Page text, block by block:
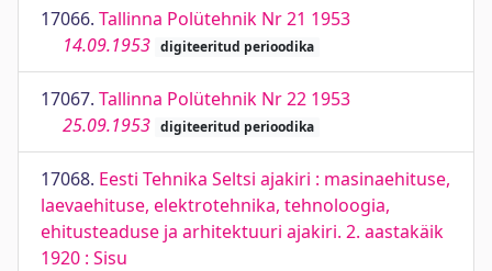
17066. Tallinna Polütehnik Nr 21 1953
14.09.1953 digiteeritud perioodika
17067. Tallinna Polütehnik Nr 22 1953
25.09.1953 digiteeritud perioodika
17068. Eesti Tehnika Seltsi ajakiri : masinaehituse,
laevaehituse, elektrotehnika, tehnoloogia,
ehitusteaduse ja arhitektuuri ajakiri. 2. aastakäik
1920 : Sisu